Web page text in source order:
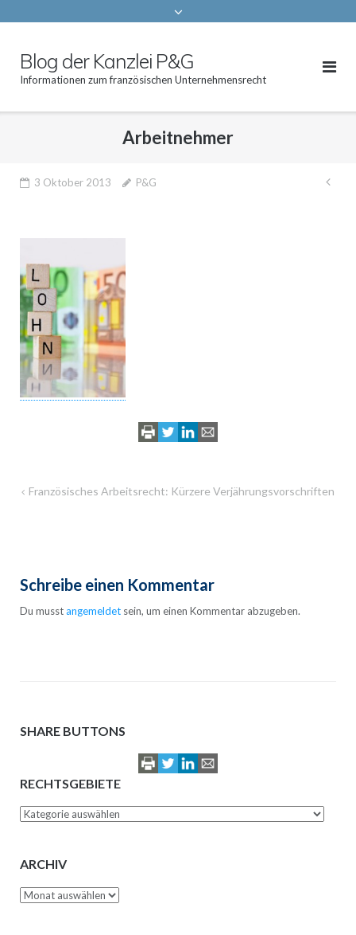
Blog der Kanzlei P&G
Informationen zum französischen Unternehmensrecht
Arbeitnehmer
3 Oktober 2013 P&G
Beitragsnavigation
Französisches Arbeitsrecht: Kürzere Verjährungsvorschriften
Schreibe einen Kommentar
Du musstangemeldetsein, um einen Kommentar abzugeben.
SHARE BUTTONS
RECHTSGEBIETE
Rechtsgebiete
ARCHIV
Archiv